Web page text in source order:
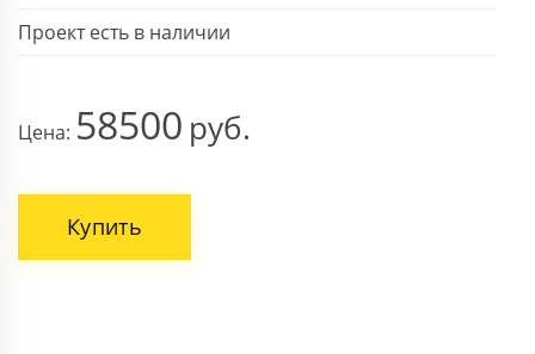
Проект есть в наличии
Цена: 58500
Купить